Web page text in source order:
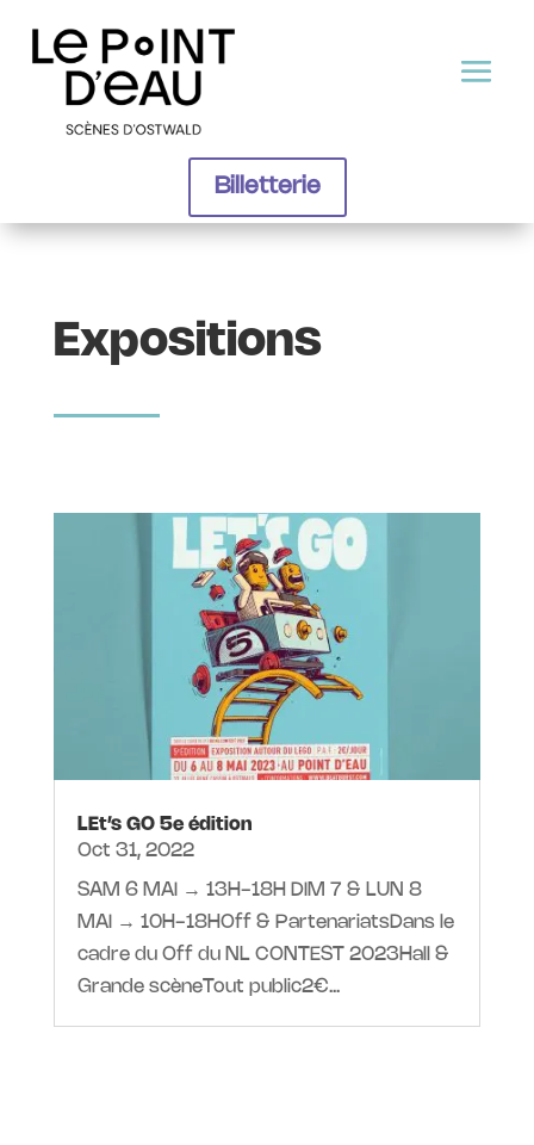
Billetterie
Expositions
LEt’s GO 5e édition
Oct 31, 2022
SAM 6 MAI → 13H-18H DIM 7 & LUN 8
MAI → 10H-18HOff & PartenariatsDans le
cadre du Off du NL CONTEST 2023Hall &
Grande scèneTout public2€...